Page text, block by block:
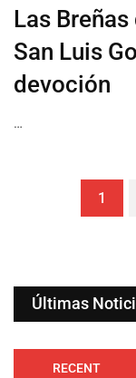
Las
San Luis
devoción
…
1
Últimas
RECENT